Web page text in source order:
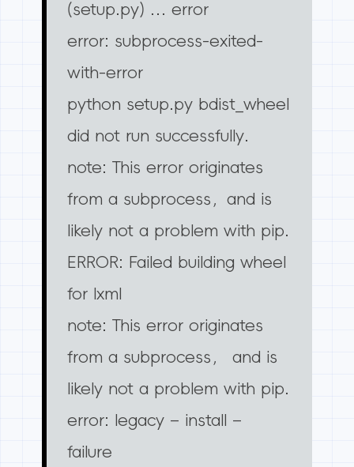
(setup.py) … error
error: subprocess-exited-
with-error
python setup.py bdist_wheel
did not run successfully.
note: This error originates
from a subprocess，and is
likely not a problem with pip.
ERROR: Failed building wheel
for lxml
note: This error originates
from a subprocess， and is
likely not a problem with pip.
error: legacy – install –
failure